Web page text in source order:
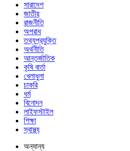
সারাদেশ
জাতীয়
রাজনীতি
অপরাধ
তথ্যপ্রযুক্তি
অর্থনীতি
আন্তর্জাতিক
কৃষি বার্তা
খেলাধুলা
চাকরি
ধর্ম
বিনোদন
লাইফস্টাইল
শিক্ষা
স্বাস্থ্য
অন্যান্য